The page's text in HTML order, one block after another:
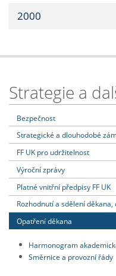
2000
Strategie a
Bezpečnost
Strategické a dlouhodobé
FF UK pro udržitelnost
Výroční zprávy
Platné vnitřní předpisy FF UK
Rozhodnutí a sdělení
Opatření děkana
Harmonogram
Směrnice a provozní řády